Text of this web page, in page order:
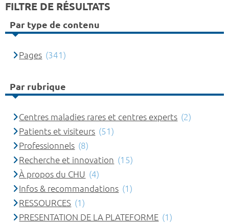
FILTRE DE RÉSULTATS
Par type de contenu
Pages (341)
Par rubrique
Centres maladies rares et centres experts (2)
Patients et visiteurs (51)
Professionnels (8)
Recherche et innovation (15)
À propos du CHU (4)
Infos & recommandations (1)
RESSOURCES (1)
PRESENTATION DE LA PLATEFORME (1)